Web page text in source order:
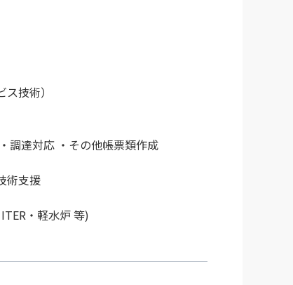
技術）
調達対応 ・その他帳票類作成
術支援
・軽水炉 等)